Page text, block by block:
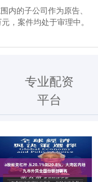
内的子公司作为原告、
，案件均处于审理中。
专业配资
平台